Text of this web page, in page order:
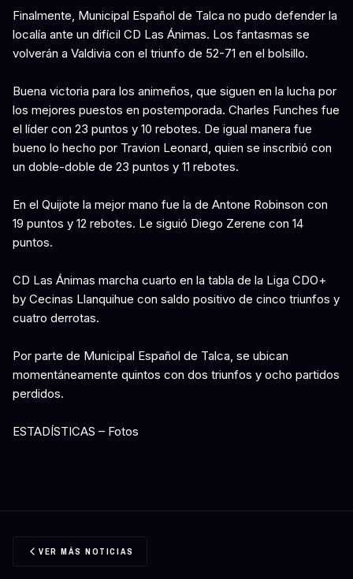
Finalmente, Municipal Español de Talca no pudo defender la
localía ante un difícil CD Las Ánimas. Los fantasmas se
volverán a Valdivia con el triunfo de 52-71 en el bolsillo.
Buena victoria para los animeños, que siguen en la lucha por
los mejores puestos en postemporada. Charles Funches fue
el líder con 23 puntos y 10 rebotes. De igual manera fue
bueno lo hecho por Travion Leonard, quien se inscribió con
un doble-doble de 23 puntos y 11 rebotes.
En el Quijote la mejor mano fue la de Antone Robinson con
19 puntos y 12 rebotes. Le siguió Diego Zerene con 14
puntos.
CD Las Ánimas marcha cuarto en la tabla de la Liga CDO+
by Cecinas Llanquihue con saldo positivo de cinco triunfos y
cuatro derrotas.
Por parte de Municipal Español de Talca, se ubican
momentáneamente quintos con dos triunfos y ocho partidos
perdidos.
ESTADÍSTICAS – Fotos
VER MÁS NOTICIAS